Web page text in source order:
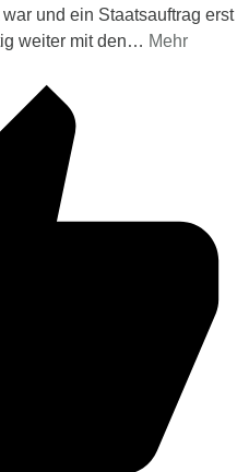
und ein Staatsauftrag erst
weiter mit den… Mehr